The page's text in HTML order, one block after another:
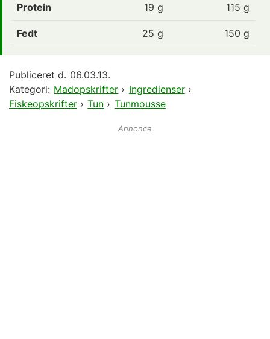
Protein 19 g 115 g
Fedt 25 g 150 g
Publiceret d. 06.03.13.
Kategori: Madopskrifter › Ingredienser›
Fiskeopskrifter › Tun › Tunmousse
Annonce